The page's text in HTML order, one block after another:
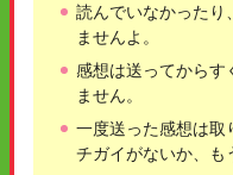
読んでいなかったり
ませんよ。
感想は送ってからす
ません。
一度送った感想は取
チガイがないか、も